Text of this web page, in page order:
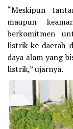
“Meskipun
maupun
berkomitmen
listrik ke daerah-
daya alam yang
listrik,” ujarnya.